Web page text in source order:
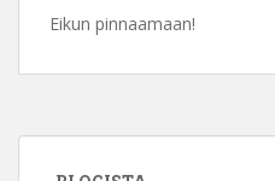
Eikun pinnaamaan!